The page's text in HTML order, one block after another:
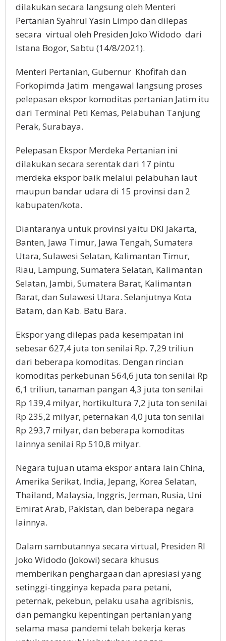
dilakukan secara langsung oleh Menteri
Pertanian Syahrul Yasin Limpo dan dilepas
secara virtual oleh Presiden Joko Widodo dari
Istana Bogor, Sabtu (14/8/2021).
Menteri Pertanian, Gubernur Khofifah dan
Forkopimda Jatim mengawal langsung proses
pelepasan ekspor komoditas pertanian Jatim itu
dari Terminal Peti Kemas, Pelabuhan Tanjung
Perak, Surabaya.
Pelepasan Ekspor Merdeka Pertanian ini
dilakukan secara serentak dari 17 pintu
merdeka ekspor baik melalui pelabuhan laut
maupun bandar udara di 15 provinsi dan 2
kabupaten/kota.
Diantaranya untuk provinsi yaitu DKI Jakarta,
Banten, Jawa Timur, Jawa Tengah, Sumatera
Utara, Sulawesi Selatan, Kalimantan Timur,
Riau, Lampung, Sumatera Selatan, Kalimantan
Selatan, Jambi, Sumatera Barat, Kalimantan
Barat, dan Sulawesi Utara. Selanjutnya Kota
Batam, dan Kab. Batu Bara.
Ekspor yang dilepas pada kesempatan ini
sebesar 627,4 juta ton senilai Rp. 7,29 triliun
dari beberapa komoditas. Dengan rincian
komoditas perkebunan 564,6 juta ton senilai Rp
6,1 triliun, tanaman pangan 4,3 juta ton senilai
Rp 139,4 milyar, hortikultura 7,2 juta ton senilai
Rp 235,2 milyar, peternakan 4,0 juta ton senilai
Rp 293,7 milyar, dan beberapa komoditas
lainnya senilai Rp 510,8 milyar.
Negara tujuan utama ekspor antara lain China,
Amerika Serikat, India, Jepang, Korea Selatan,
Thailand, Malaysia, Inggris, Jerman, Rusia, Uni
Emirat Arab, Pakistan, dan beberapa negara
lainnya.
Dalam sambutannya secara virtual, Presiden RI
Joko Widodo (Jokowi) secara khusus
memberikan penghargaan dan apresiasi yang
setinggi-tingginya kepada para petani,
peternak, pekebun, pelaku usaha agribisnis,
dan pemangku kepentingan pertanian yang
selama masa pandemi telah bekerja keras